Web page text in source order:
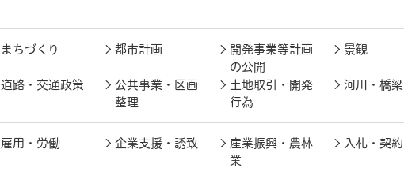
まちづくり 都市計画
開発事業等計画
の公開
景観
道路・交通政策
公共事業・区画
整理
土地取引・開発
行為
河川・橋梁
雇用・労働 企業支援・誘致
産業振興・農林
業
入札・契約